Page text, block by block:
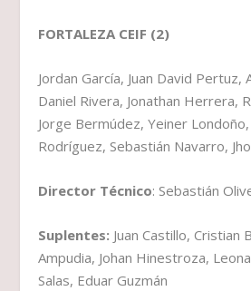
FORTALEZA CEIF (2)
Jordan García, Juan David Pertuz,
Daniel Rivera, Jonathan Herrera,
Jorge Bermúdez, Yeiner
Rodríguez, Sebastián Navarro,
Director Técnico: Sebastián
Suplentes: Juan Castillo, Cristian
Ampudia, Johan Hinestroza,
Salas, Eduar Guzmán